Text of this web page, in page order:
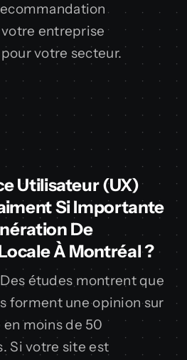
entreprise
votre secteur.
Utilisateur (UX)
Si Importante
De
À Montréal ?
études montrent que
forment une opinion sur
moins de 50
Si votre site est